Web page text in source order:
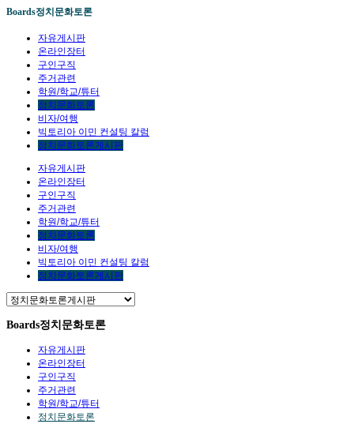
Boards정치문화토론
자유게시판
온라인장터
구인구직
주거관련
학원/학교/튜터
정치문화토론
비자/여행
빅토리아 이민 컨설팅 칼럼
정치문화토론게시판
자유게시판
온라인장터
구인구직
주거관련
학원/학교/튜터
정치문화토론
비자/여행
빅토리아 이민 컨설팅 칼럼
정치문화토론게시판
Boards정치문화토론
자유게시판
온라인장터
구인구직
주거관련
학원/학교/튜터
정치문화토론